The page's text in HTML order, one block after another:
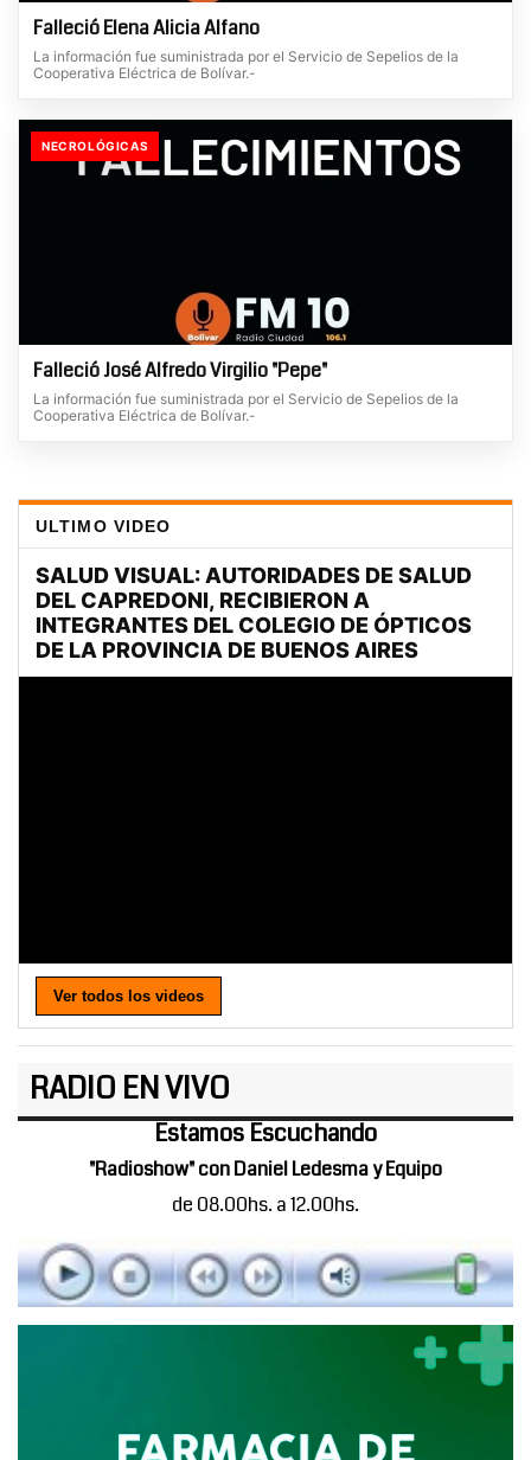
Falleció Elena Alicia Alfano
La información fue suministrada por el Servicio de Sepelios de la
Cooperativa Eléctrica de Bolívar.-
NECROLÓGICAS
Falleció José Alfredo Virgilio "Pepe"
La información fue suministrada por el Servicio de Sepelios de la
Cooperativa Eléctrica de Bolívar.-
ULTIMO VIDEO
Ver todos los videos
RADIO EN VIVO
Estamos Escuchando
"Radioshow" con Daniel Ledesma y Equipo
de 08.00hs. a 12.00hs.